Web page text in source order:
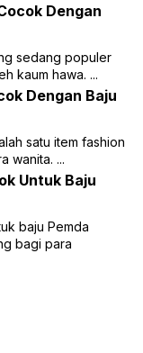
Dengan
sedang populer
kaum hawa. ...
Dengan Baju
satu item fashion
wanita. ...
Untuk Baju
baju Pemda
bagi para